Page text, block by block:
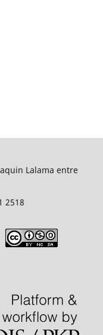
Lalama entre
2518